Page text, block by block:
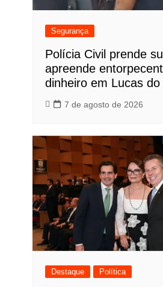
Segurança
Polícia Civil prende
apreende
dinheiro em Lucas do
7 de agosto de 2026
Destaque Política